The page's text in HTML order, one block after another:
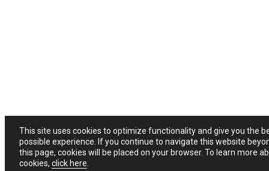
This site uses cookies to optimize functionality and give you the
possible experience. If you continue to navigate this website
this page, cookies will be placed on your browser. To learn more
cookies, click here